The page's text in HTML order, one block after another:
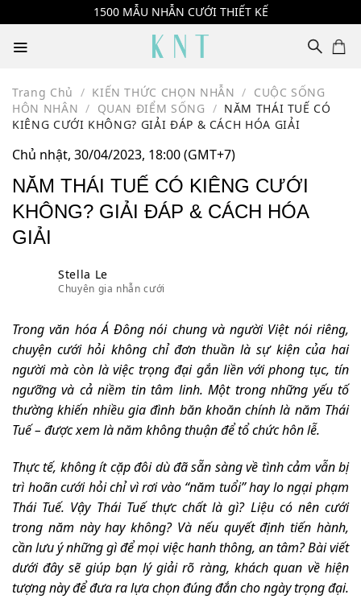
to
content
1500 MẪU NHẪN CƯỚI THIẾT KẾ
Trang Chủ / KIẾN THỨC CHỌN NHẪN / CUỘC SỐNG
HÔN NHÂN / QUAN ĐIỂM SỐNG / NĂM THÁI TUẾ CÓ
KIÊNG CƯỚI KHÔNG? GIẢI ĐÁP & CÁCH HÓA GIẢI
Chủ nhật, 30/04/2023, 18:00 (GMT+7)
NĂM THÁI TUẾ CÓ KIÊNG CƯỚI
KHÔNG? GIẢI ĐÁP & CÁCH HÓA
GIẢI
Stella Le
Chuyên gia nhẫn cưới
Trong văn hóa Á Đông nói chung và người Việt nói riêng,
chuyện cưới hỏi không chỉ đơn thuần là sự kiện của hai
người mà còn là việc trọng đại gắn liền với phong tục, tín
ngưỡng và cả niềm tin tâm linh. Một trong những yếu tố
thường khiến nhiều gia đình băn khoăn chính là năm Thái
Tuế – được xem là năm không thuận để tổ chức hôn lễ.
Thực tế, không ít cặp đôi dù đã sẵn sàng về tình cảm vẫn bị
trì hoãn cưới hỏi chỉ vì rơi vào “năm tuổi” hay lo ngại phạm
Thái Tuế. Vậy Thái Tuế thực chất là gì? Liệu có nên cưới
trong năm này hay không? Và nếu quyết định tiến hành,
cần lưu ý những gì để mọi việc hanh thông, an tâm? Bài viết
dưới đây sẽ giúp bạn lý giải rõ ràng, khách quan về hiện
tượng này để đưa ra lựa chọn đúng đắn cho ngày trọng đại.